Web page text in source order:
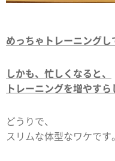
めっちゃトレーニングし
しかも、忙しくなると、
トレーニングを増やすら
どうりで、
スリムな体型なワケです。